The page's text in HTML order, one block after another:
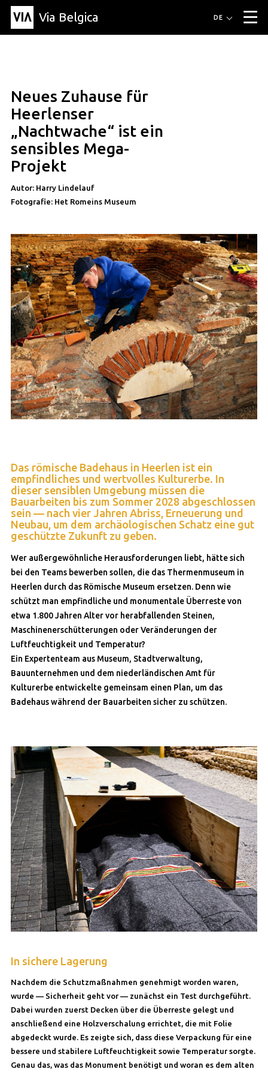
Via Belgica ▼
Artikel
Bildung
Rezept
Freunde
Über Via Belgica
Über Via Belgica
Forschung
Ausbildung
Freunde
Der Reiseführer
Organisation
Kontakt
Presse
Gemeinden
DE
artikel
Neues Zuhause für
Heerlenser
„Nachtwache“ ist ein
sensibles Mega-
Projekt
Autor: Harry Lindelauf
Fotografie: Het Romeins Museum
Das römische Badehaus in Heerlen ist ein
empfindliches und wertvolles Kulturerbe. In
dieser sensiblen Umgebung müssen die
Bauarbeiten bis zum Sommer 2028 abgeschlossen
sein — nach vier Jahren Abriss, Erneuerung und
Neubau, um dem archäologischen Schatz eine gut
geschützte Zukunft zu geben.
Wer außergewöhnliche Herausforderungen liebt, hätte sich
bei den Teams bewerben sollen, die das Thermenmuseum in
Heerlen durch das Römische Museum ersetzen. Denn wie
schützt man empfindliche und monumentale Überreste von
etwa 1.800 Jahren Alter vor herabfallenden Steinen,
Maschinenerschütterungen oder Veränderungen der
Luftfeuchtigkeit und Temperatur?
Ein Expertenteam aus Museum, Stadtverwaltung,
Bauunternehmen und dem niederländischen Amt für
Kulturerbe entwickelte gemeinsam einen Plan, um das
Badehaus während der Bauarbeiten sicher zu schützen.
In sichere Lagerung
Nachdem die Schutzmaßnahmen genehmigt worden waren,
wurde — Sicherheit geht vor — zunächst ein Test durchgeführt.
Dabei wurden zuerst Decken über die Überreste gelegt und
anschließend eine Holzverschalung errichtet, die mit Folie
abgedeckt wurde. Es zeigte sich, dass diese Verpackung für eine
bessere und stabilere Luftfeuchtigkeit sowie Temperatur sorgte.
Genau das, was das Monument benötigt und woran es dem alten